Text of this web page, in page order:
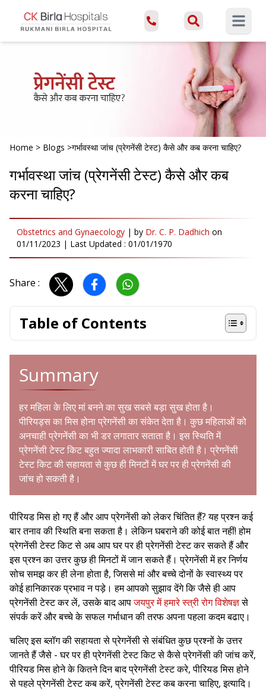
Open
Home > Blogs >गर्भावस्था जांच (प्रेगनेंसी टेस्ट) कैसे और कब करना चाहिए?
गर्भावस्था जांच (प्रेगनेंसी टेस्ट) कैसे और कब
करना चाहिए?
Obstetrics and Gynaecology | by Dr. C. P. Dadhich on
01/11/2023 | Last Updated : 01/01/1970
Share :
Table of Contents
Summary
हर महिला के लिए मां बनने का सुख सबसे बड़ा सुख होता है।
पीरियड्स का मिस होना प्रेगनेंसी का संकेत देता है। कुछ महिलाओं को
अनचाही प्रेगनेंसी का भी डर लगातार सताता है। इस स्थिति में
प्रेगनेंसी टेस्ट किट बहुत ज्यादा लाभकारी साबित होती है। प्रेगनेंसी
टेस्ट किट की सहायता से कुछ ही मिनटों में घर पर ही प्रेगनेंसी की
जांच हो सकती है।
पीरियड मिस हो गए हैं और आप प्रेगनेंसी को लेकर चिंतित हैं? यह प्रश्न कई
बार तनाव की स्थिति बना सकता है। लेकिन घबराने की कोई बात नहीं! होम
प्रेगनेंसी टेस्ट किट से अब आप घर पर ही प्रेगनेंसी टेस्ट कर सकते हैं और
इस प्रश्न का उत्तर कुछ ही मिनटों में जान सकते हैं। प्रेगनेंसी में हर निर्णय
सोच समझ कर ही लेना होता है, जिससे मां और बच्चे दोनों के स्वास्थ्य पर
कोई हानिकारक प्रभाव न पड़े। हम आपको सुझाव देंगे कि जैसे ही आप
प्रेगनेंसी टेस्ट कर लें, उसके बाद आपजयपुर में हमारे स्त्री रोग विशेषज्ञसे
संपर्क करें और बच्चे के सफल गर्भाधान की तरफ अपना पहला कदम बढाए।
चलिए इस ब्लॉग की सहायता से प्रेगनेंसी से संबंधित कुछ प्रश्नों के उत्तर
जानते हैं जैसे - घर पर ही प्रेगनेंसी टेस्ट किट से कैसे प्रेगनेंसी की जांच करें,
पीरियड मिस होने के कितने दिन बाद प्रेगनेंसी टेस्ट करे, पीरियड मिस होने
से पहले प्रेगनेंसी टेस्ट कब करें, प्रेगनेंसी टेस्ट कब करना चाहिए, इत्यादि।